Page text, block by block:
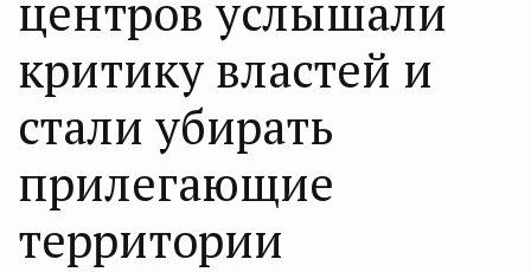
критику властей и
стали убирать
прилегающие
территории